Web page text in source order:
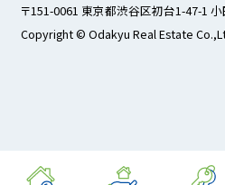
〒151-0061 東京都渋谷区初台1-47-1
Copyright © Odakyu Real Estate